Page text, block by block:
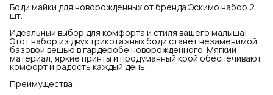
Боди майки для новорожденных от бренда Эскимо набор 2
шт.
Идеальный выбор для комфорта и стиля вашего малыша!
Этот набор из двух трикотажных боди станет незаменимой
базовой вещью в гардеробе новорожденного. Мягкий
материал, яркие принты и продуманный крой обеспечивают
комфорт и радость каждый день.
Преимущества: